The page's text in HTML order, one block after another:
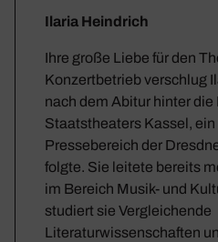
Ilaria Heindrich
Ihre große Liebe für den
Konzertbetrieb verschlug
nach dem Abitur hinter die
Staatstheaters Kassel,
Pressebereich der
folgte. Sie leitete bereits
im Bereich Musik- und
studiert sie Vergleichende
Literaturwissenschaften